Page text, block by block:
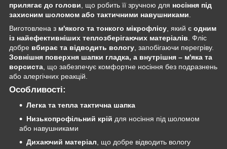
прилягає до голови , що робить її зручною для носіння під
захисним шоломом або тактичними навушниками
Виготовлена з м'якого та тонкого мікрофлісу , який є одним
із найефективніших теплозберігаючих матеріалів . Фліс
добре вбирає та відводить вологу , запобігаючи перегріву.
Зовнішня поверхня шапки гладка, а внутрішня – м'яка та
ворсиста , що забезпечує комфортне носіння без подразнень
або алергічних реакцій.
Особливості:
Легка та тепла тактична шапка
Низькопрофільний крій для носіння під шоломом
або навушниками
Дихаючий матеріал , що добре відводить вологу